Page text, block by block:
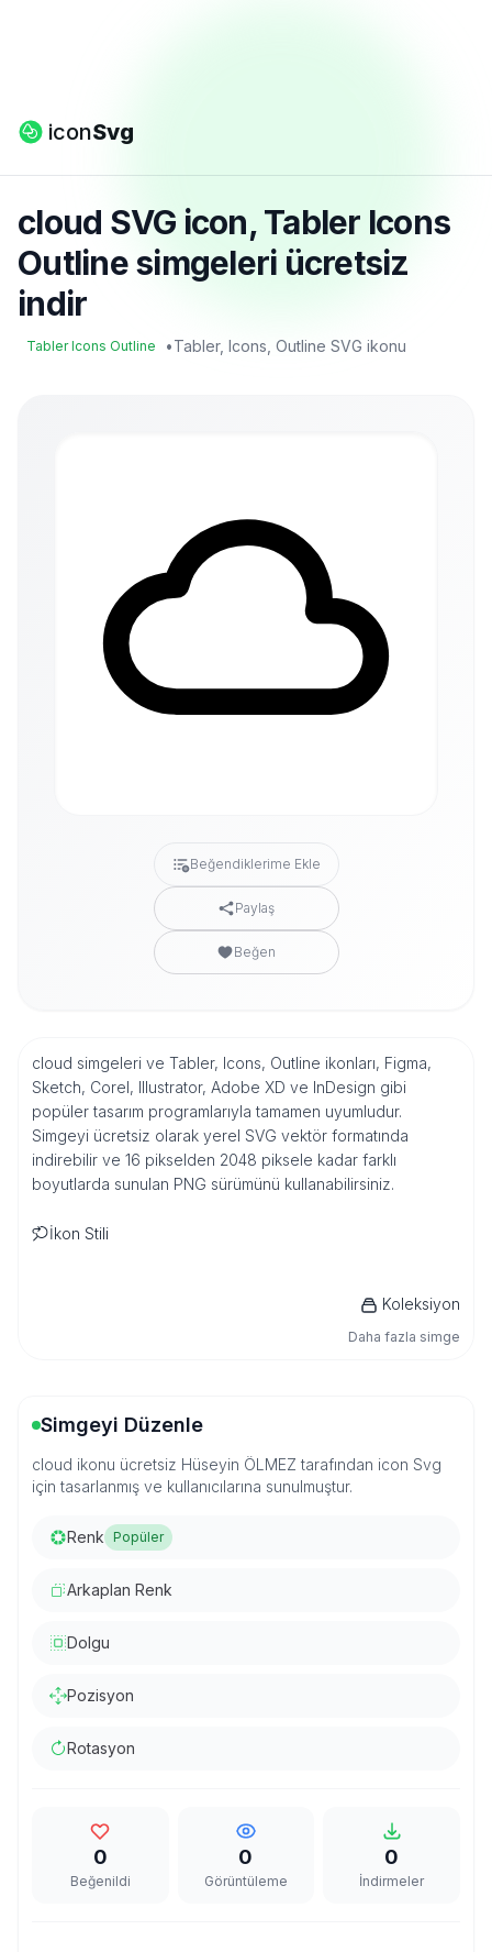
iconSvg
cloud SVG icon, Tabler Icons
Outline simgeleri ücretsiz
indir
Tabler Icons Outline •Tabler, Icons, Outline SVG ikonu
Beğendiklerime Ekle
Paylaş
Beğen
cloud simgeleri ve Tabler, Icons, Outline ikonları, Figma,
Sketch, Corel, Illustrator, Adobe XD ve InDesign gibi
popüler tasarım programlarıyla tamamen uyumludur.
Simgeyi ücretsiz olarak yerel SVG vektör formatında
indirebilir ve 16 pikselden 2048 piksele kadar farklı
boyutlarda sunulan PNG sürümünü kullanabilirsiniz.
İkon Stili
Koleksiyon
Daha fazla simge
Simgeyi Düzenle
cloud ikonu ücretsiz Hüseyin ÖLMEZ tarafından icon Svg
için tasarlanmış ve kullanıcılarına sunulmuştur.
Renk Popüler
Arkaplan Renk
Dolgu
Pozisyon
Rotasyon
0
Beğenildi
0
Görüntüleme
0
İndirmeler